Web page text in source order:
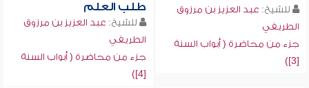
للشيخ: عبد العزيز بن مرزوق
الطريفي
جزء من محاضرة ( أبواب السنة
[3])
طلب العلم
للشيخ: عبد العزيز بن مرزوق
الطريفي
جزء من محاضرة ( أبواب السنة
[4])